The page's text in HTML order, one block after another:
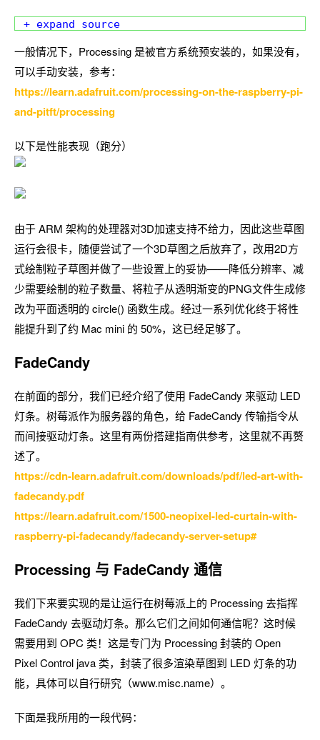
+ expand source
一般情况下，Processing 是被官方系统预安装的，如果没有，
可以手动安装，参考：
https://learn.adafruit.com/processing-on-the-raspberry-pi-
and-pitft/processing
以下是性能表现（跑分）
由于 ARM 架构的处理器对3D加速支持不给力，因此这些草图
运行会很卡，随便尝试了一个3D草图之后放弃了，改用2D方
式绘制粒子草图并做了一些设置上的妥协——降低分辨率、减
少需要绘制的粒子数量、将粒子从透明渐变的PNG文件生成修
改为平面透明的 circle() 函数生成。经过一系列优化终于将性
能提升到了约 Mac mini 的 50%，这已经足够了。
FadeCandy
在前面的部分，我们已经介绍了使用 FadeCandy 来驱动 LED
灯条。树莓派作为服务器的角色，给 FadeCandy 传输指令从
而间接驱动灯条。这里有两份搭建指南供参考，这里就不再赘
述了。
https://cdn-learn.adafruit.com/downloads/pdf/led-art-with-
fadecandy.pdf
https://learn.adafruit.com/1500-neopixel-led-curtain-with-
raspberry-pi-fadecandy/fadecandy-server-setup#
Processing 与 FadeCandy 通信
我们下来要实现的是让运行在树莓派上的 Processing 去指挥
FadeCandy 去驱动灯条。那么它们之间如何通信呢？这时候
需要用到 OPC 类！这是专门为 Processing 封装的 Open
Pixel Control java 类，封装了很多渲染草图到 LED 灯条的功
能，具体可以自行研究（www.misc.name）。
下面是我所用的一段代码：